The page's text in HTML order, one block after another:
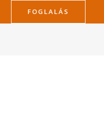
FOGLALÁS